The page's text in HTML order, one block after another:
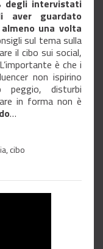
degli intervistati
aver guardato
una volta
sul tema sulla
il cibo sui social,
è che i
non ispirino
peggio, disturbi
in forma non è
…
cibo